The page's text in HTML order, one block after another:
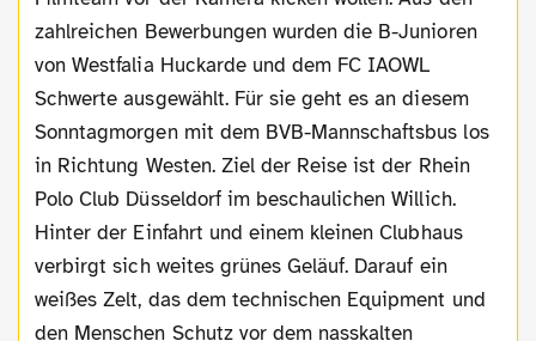
zahlreichen Bewerbungen wurden die B-Junioren
von Westfalia Huckarde und dem FC IAOWL
Schwerte ausgewählt. Für sie geht es an diesem
Sonntagmorgen mit dem BVB-Mannschaftsbus los
in Richtung Westen. Ziel der Reise ist der Rhein
Polo Club Düsseldorf im beschaulichen Willich.
Hinter der Einfahrt und einem kleinen Clubhaus
verbirgt sich weites grünes Geläuf. Darauf ein
weißes Zelt, das dem technischen Equipment und
den Menschen Schutz vor dem nasskalten